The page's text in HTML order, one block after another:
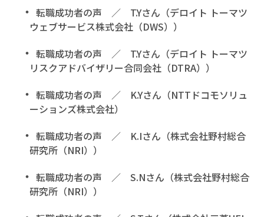
転職成功者の声 ／ T.Yさん（デロイト トーマツ
ウェブサービス株式会社（DWS））
転職成功者の声 ／ T.Yさん（デロイト トーマツ
リスクアドバイザリー合同会社（DTRA））
転職成功者の声 ／ K.Yさん（NTTドコモソリュ
ーションズ株式会社）
転職成功者の声 ／ K.Iさん（株式会社野村総合
研究所（NRI））
転職成功者の声 ／ S.Nさん（株式会社野村総合
研究所（NRI））